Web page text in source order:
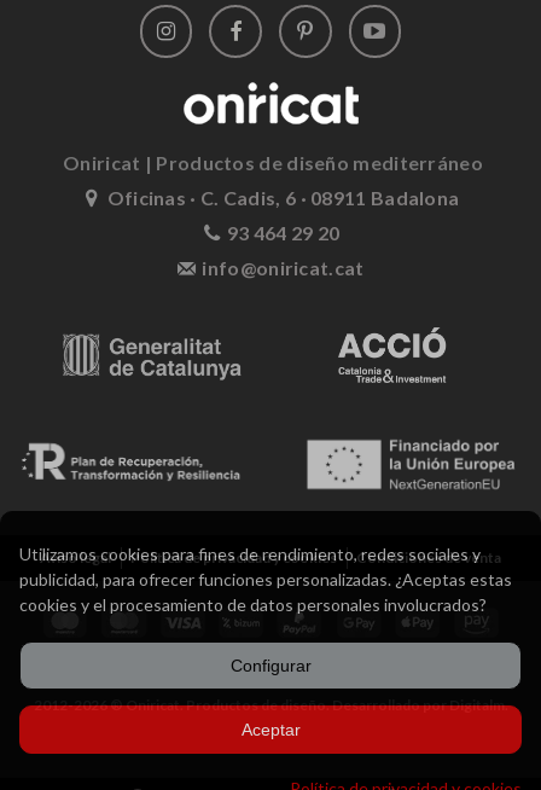
Oniricat | Productos de diseño mediterráneo
Oficinas · C. Cadis, 6 · 08911 Badalona
93 464 29 20
info@oniricat.cat
Aviso legal Política de privacidad y cookies Condiciones de venta
2012-2026 ® Oniricat. Productos de diseño. Desarrollado por Digitalm.
Utilizamos cookies para fines de rendimiento, redes sociales y
publicidad, para ofrecer funciones personalizadas. ¿Aceptas estas
cookies y el procesamiento de datos personales involucrados?
Configurar
Aceptar